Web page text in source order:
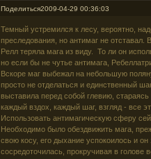
Поделиться2009-04-29 00:36:03
Темный устремился к лесу, вероятно,
преследования, но антимаг не отставал.
Релл теряла мага из виду. То ли он
но если бы не чутье антимага,
Вскоре маг выбежал на небольшую
просто не отделаться и единственный
выставила перед собой глевию,
каждый вздох, каждый шаг, взгляд - все
Использовать антимагическую сферу
Необходимо было обездвижить мага,
свою косу, его дыхание успокоилось и
сосредоточилась, прокручивая в